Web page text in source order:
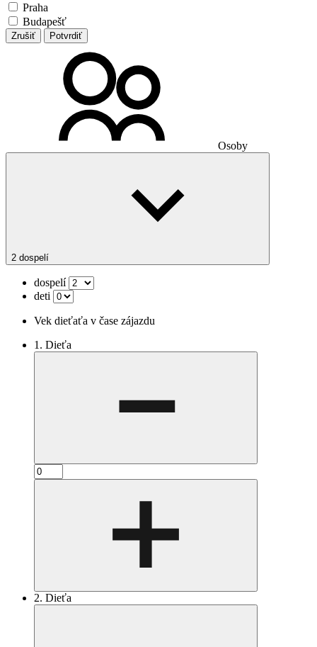
Praha
Budapešť
Zrušiť Potvrdiť
Osoby
2 dospelí
dospelí
deti
Vek dieťaťa v čase zájazdu
1. Dieťa
2. Dieťa